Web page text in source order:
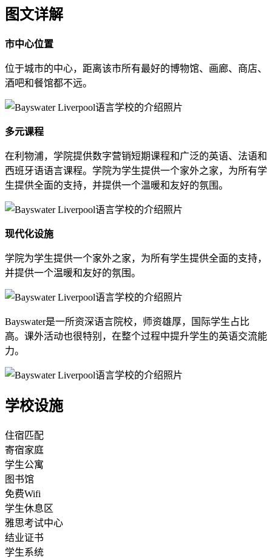
图文详解
市中心位置
位于城市的中心，距离该市所有最好的博物馆、画廊、商店、
酒吧和餐馆都不远。
多元课程
在利物浦，学院提供数字营销短期课程和广泛的英语、法语和
西班牙语语言课程。学院为学生提供一个家外之家，为所有学
生提供全面的支持，并提供一个温暖和友好的氛围。
现代化设施
学院为学生提供一个家外之家，为所有学生提供全面的支持，
并提供一个温暖和友好的氛围。
Bayswater是一所资深语言院校，师资雄厚，国际学生占比
高。课外活动也很特别，在整个过程中提升学生的英语交流能
力。
学校设施
住宿匹配
寄宿家庭
学生公寓
图书馆
免费Wifi
学生休息区
雅思考试中心
结业证书
学生系统